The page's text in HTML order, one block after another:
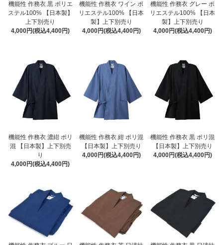
機能性 作務衣 黒 ポリエ
ステル100% 【日本製】
上下別売り
4,000円(税込4,400円)
機能性 作務衣 ワイン ポ
リエステル100% 【日本
製】上下別売り
4,000円(税込4,400円)
機能性 作務衣 グレー ポ
リエステル100% 【日本
製】上下別売り
4,000円(税込4,400円)
機能性 作務衣 濃紺 ポリ
混 【日本製】上下別売
り
4,000円(税込4,400円)
機能性 作務衣 紺 ポリ混
【日本製】上下別売り
4,000円(税込4,400円)
機能性 作務衣 黒 ポリ混
【日本製】上下別売り
4,000円(税込4,400円)